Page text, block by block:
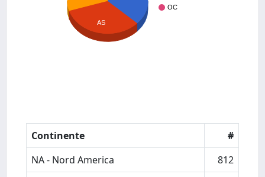
OC
AS
Continente
#
NA - Nord America
812